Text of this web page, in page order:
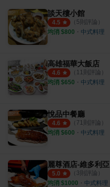
談天樓小館
4.5 （ 5則評論）
均消 $800 ・ 中式料理
高雄福華大飯店
4.6 （ 11則評論）
均消 $650 ・ 中式料理
悅品中餐廳
4.6 （ 71則評論）
均消 $600 ・ 中式料理
麗尊酒店-維多利亞
5.0 （ 3則評論）
均消 $1000 ・ 中式料理